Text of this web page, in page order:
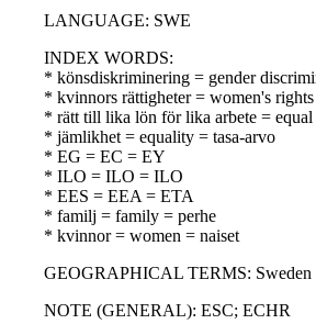
LANGUAGE: SWE
INDEX WORDS:
* könsdiskriminering = gender
* kvinnors rättigheter = women's
* rätt till lika lön för lika arbete = equal
* jämlikhet = equality = tasa-arvo
* EG = EC = EY
* ILO = ILO = ILO
* EES = EEA = ETA
* familj = family = perhe
* kvinnor = women = naiset
GEOGRAPHICAL TERMS: Sweden
NOTE (GENERAL): ESC; ECHR